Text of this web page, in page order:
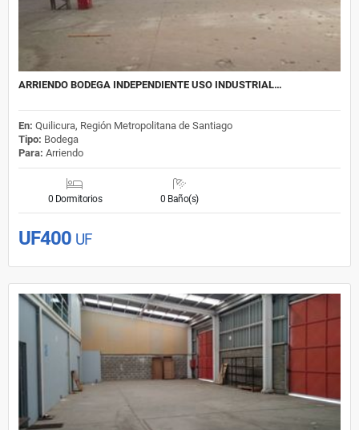
ARRIENDO BODEGA INDEPENDIENTE USO INDUSTRIAL…
En: Quilicura, Región Metropolitana de Santiago
Tipo: Bodega
Para: Arriendo
0 Dormitorios 0 Baño(s)
UF400 UF